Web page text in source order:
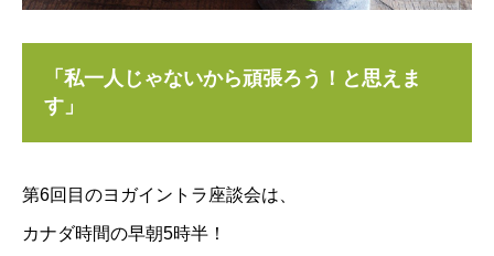
「私一人じゃないから頑張ろう！と思えま
す」
第6回目のヨガイントラ座談会は、
カナダ時間の早朝5時半！